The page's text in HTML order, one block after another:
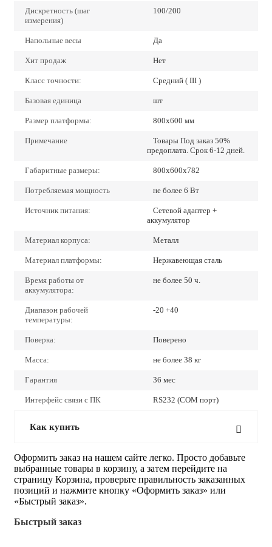
Дискретность (шаг
измерения)
100/200
Напольные весы Да
Хит продаж Нет
Класс точности: Средний ( III )
Базовая единица шт
Размер платформы: 800х600 мм
Примечание
Товары Под заказ 50%
предоплата. Срок 6-12 дней.
Габаритные размеры: 800х600х782
Потребляемая мощность не более 6 Вт
Источник питания:
Сетевой адаптер +
аккумулятор
Материал корпуса: Металл
Материал платформы: Нержавеющая сталь
Время работы от
аккумулятора:
не более 50 ч.
Диапазон рабочей
температуры:
-20 +40
Поверка: Поверено
Масса: не более 38 кг
Гарантия 36 мес
Интерфейс связи с ПК RS232 (COM порт)
Как купить
Оформить заказ на нашем сайте легко. Просто добавьте
выбранные товары в корзину, а затем перейдите на
страницу Корзина, проверьте правильность заказанных
позиций и нажмите кнопку «Оформить заказ» или
«Быстрый заказ».
Быстрый заказ